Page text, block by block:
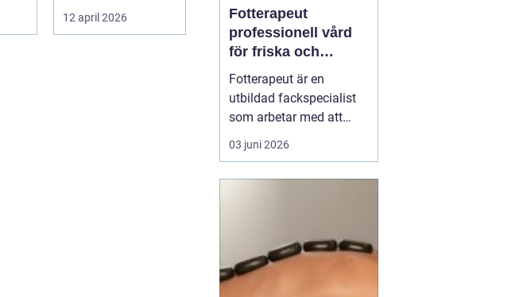
12 april 2026
Fotterapeut
professionell vård
för friska och
starkare fötter
Fotterapeut är en
utbildad fackspecialist
som arbetar med att
förebygga, behandla och
lindra problem i fötter
tid utan att söka hjälp,
trots att rätt behandling
o...
03 juni 2026